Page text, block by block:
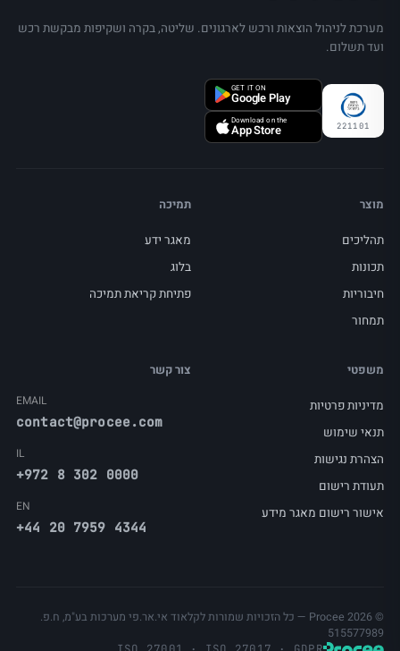
מערכת לניהול הוצאות ורכש לארגונים. שליטה, בקרה ושקיפות מבקשת רכש
ועד תשלום.
221101
GET IT ON
Google Play
Download on the
App Store
מוצר
תהליכים
תכונות
חיבוריות
תמחור
תמיכה
מאגר ידע
בלוג
פתיחת קריאת תמיכה
משפטי
מדיניות פרטיות
תנאי שימוש
הצהרת נגישות
תעודת רישום
אישור רישום מאגר מידע
צור קשר
EMAIL
contact@procee.com
IL
+972 8 302 0000
EN
+44 20 7959 4344
© Procee 2026 — כל הזכויות שמורות לקלאוד אי.אר.פי מערכות בע"מ, ח.פ.
515577989